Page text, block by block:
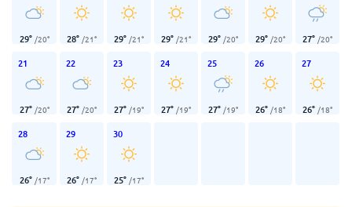
29° /20° 28° /21° 29° /21° 29° /21° 29° /20° 29° /20° 27° /20°
21
27° /20°
22
27° /20°
23
27° /19°
24
27° /19°
25
27° /19°
26
26° /18°
27
26° /18°
28
26° /17°
29
26° /17°
30
25° /17°